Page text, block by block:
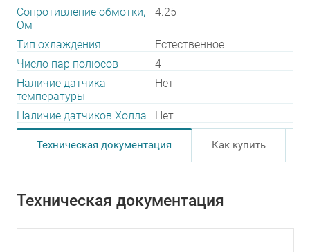
Сопротивление обмотки,
Ом
4.25
Тип охлаждения
Естественное
Число пар полюсов
4
Наличие датчика
температуры
Нет
Наличие датчиков Холла Нет
Техническая документация Как купить
Техническая документация